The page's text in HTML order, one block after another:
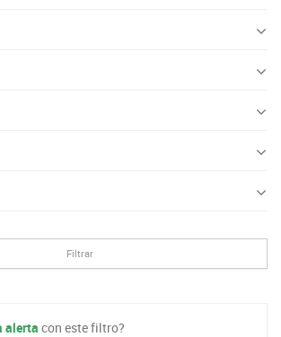
Filtrar
alerta con este filtro?